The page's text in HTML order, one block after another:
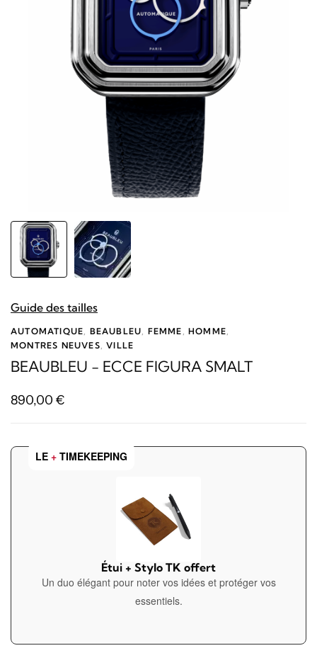
Guide des tailles
AUTOMATIQUE, BEAUBLEU, FEMME ,HOMME,
MONTRES NEUVES,VILLE
BEAUBLEU - ECCE FIGURA SMALT
890,00 €
LE + TIMEKEEPING
Étui + Stylo TK offert
Un duo élégant pour noter vos idées et protéger vos
essentiels.